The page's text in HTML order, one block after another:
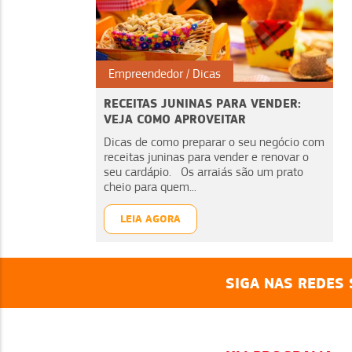
Empreendedor Dicas
RECEITAS JUNINAS PARA VENDER:
VEJA COMO APROVEITAR
Dicas de como preparar o seu negócio com
receitas juninas para vender e renovar o
seu cardápio. Os arraiás são um prato
cheio para quem...
LEIA AGORA
SIGA NAS REDES